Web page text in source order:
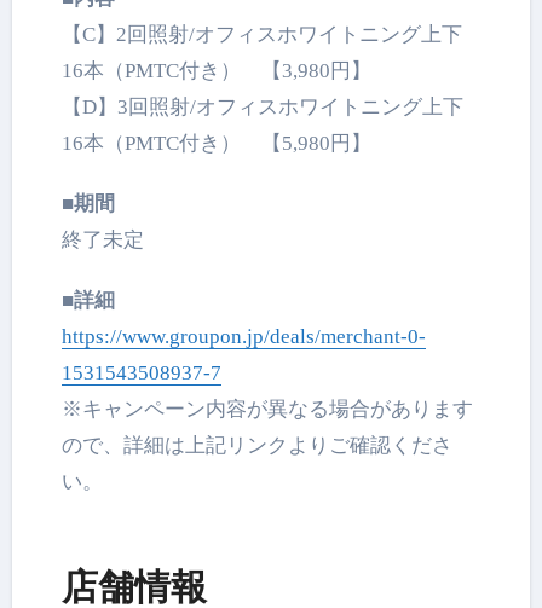
【C】2回照射/オフィスホワイトニング上下
16本（PMTC付き） 【3,980円】
【D】3回照射/オフィスホワイトニング上下
16本（PMTC付き） 【5,980円】
■期間
終了未定
■詳細
https://www.groupon.jp/deals/merchant-0-
1531543508937-7
※キャンペーン内容が異なる場合があります
ので、詳細は上記リンクよりご確認くださ
い。
店舗情報